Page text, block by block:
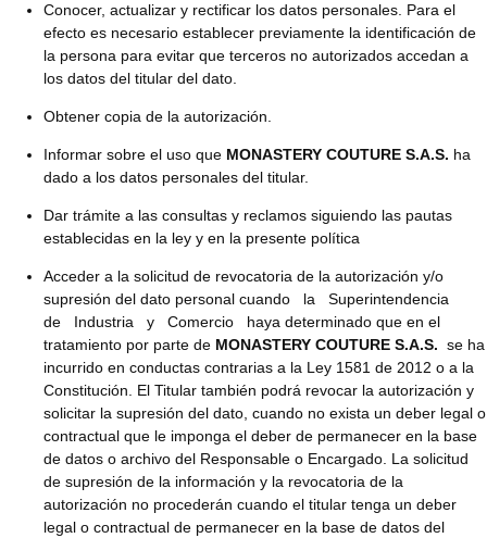
Conocer, actualizar y rectificar los datos personales. Para el
efecto es necesario establecer previamente la identificación de
la persona para evitar que terceros no autorizados accedan a
los datos del titular del dato.
Obtener copia de la autorización.
Informar sobre el uso que MONASTERY COUTURE S.A.S. ha
dado a los datos personales del titular.
Dar trámite a las consultas y reclamos siguiendo las pautas
establecidas en la ley y en la presente política
Acceder a la solicitud de revocatoria de la autorización y/o
supresión del dato personal cuando la Superintendencia
de Industria y Comercio haya determinado que en el
tratamiento por parte de MONASTERY COUTURE S.A.S. se ha
incurrido en conductas contrarias a la Ley 1581 de 2012 o a la
Constitución. El Titular también podrá revocar la autorización y
solicitar la supresión del dato, cuando no exista un deber legal o
contractual que le imponga el deber de permanecer en la base
de datos o archivo del Responsable o Encargado. La solicitud
de supresión de la información y la revocatoria de la
autorización no procederán cuando el titular tenga un deber
legal o contractual de permanecer en la base de datos del